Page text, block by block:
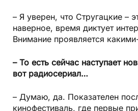
– Я уверен, что Стругацкие –
наверное, время диктует
Внимание проявляется
– То есть сейчас наступает
вот радиосериал…
– Думаю, да. Показателен
кинофестиваль, где первые